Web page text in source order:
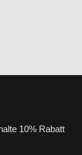
10% Rabatt